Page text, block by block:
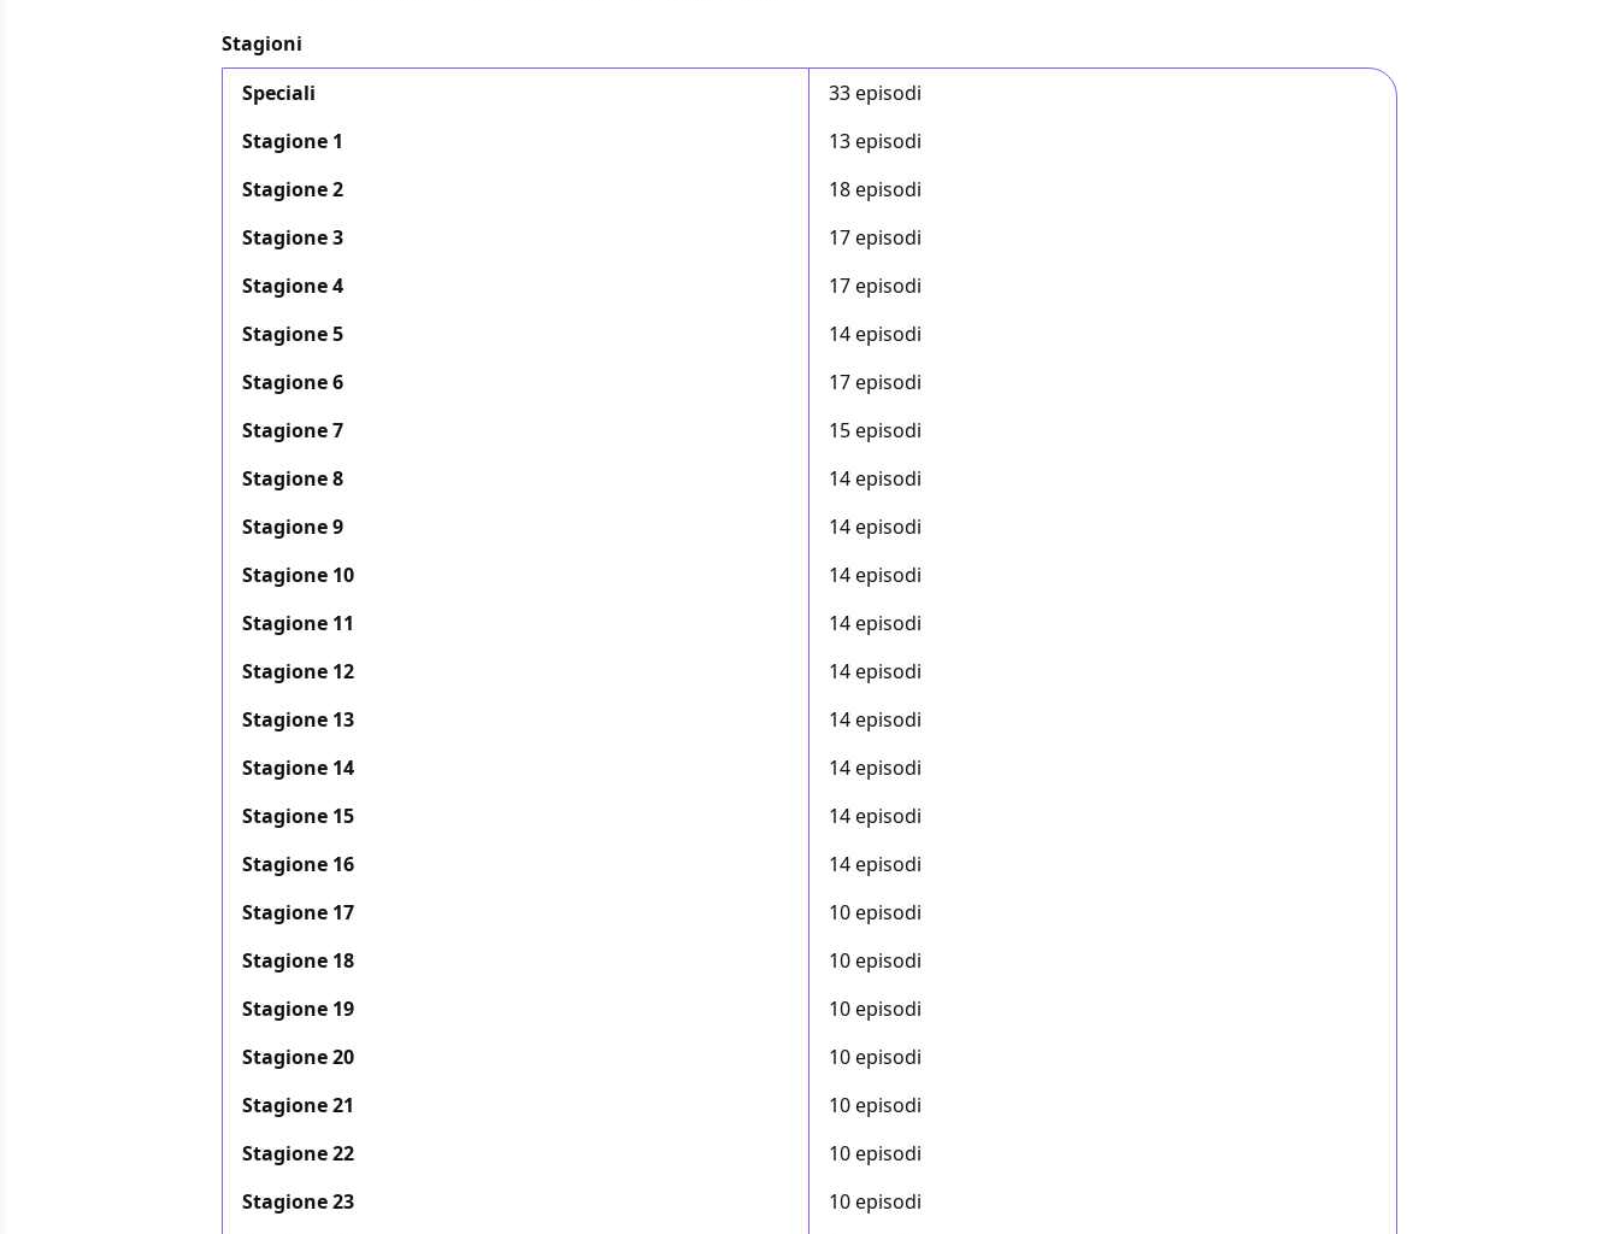
Stagioni
Speciali
33 episodi
Stagione 1
13 episodi
Stagione 2
18 episodi
Stagione 3
17 episodi
Stagione 4
17 episodi
Stagione 5
14 episodi
Stagione 6
17 episodi
Stagione 7
15 episodi
Stagione 8
14 episodi
Stagione 9
14 episodi
Stagione 10
14 episodi
Stagione 11
14 episodi
Stagione 12
14 episodi
Stagione 13
14 episodi
Stagione 14
14 episodi
Stagione 15
14 episodi
Stagione 16
14 episodi
Stagione 17
10 episodi
Stagione 18
10 episodi
Stagione 19
10 episodi
Stagione 20
10 episodi
Stagione 21
10 episodi
Stagione 22
10 episodi
Stagione 23
10 episodi